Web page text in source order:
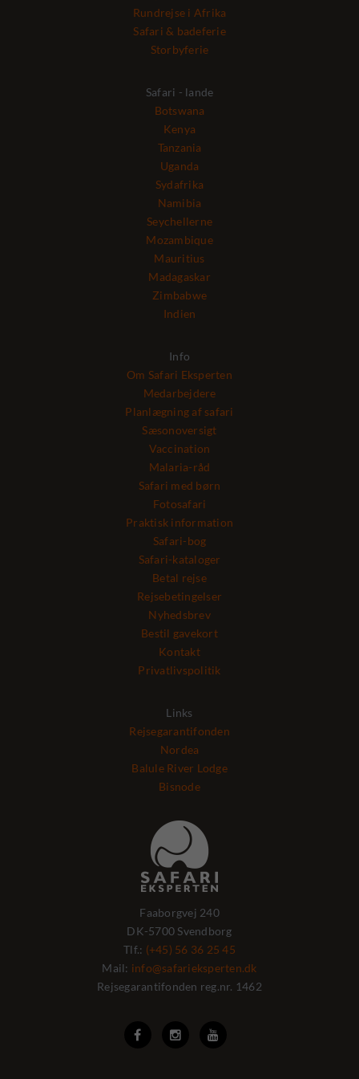
Rundrejse i Afrika
Safari & badeferie
Storbyferie
Safari - lande
Botswana
Kenya
Tanzania
Uganda
Sydafrika
Namibia
Seychellerne
Mozambique
Mauritius
Madagaskar
Zimbabwe
Indien
Info
Om Safari Eksperten
Medarbejdere
Planlægning af safari
Sæsonoversigt
Vaccination
Malaria-råd
Safari med børn
Fotosafari
Praktisk information
Safari-bog
Safari-kataloger
Betal rejse
Rejsebetingelser
Nyhedsbrev
Bestil gavekort
Kontakt
Privatlivspolitik
Links
Rejsegarantifonden
Nordea
Balule River Lodge
Bisnode
Faaborgvej 240
DK-5700 Svendborg
Tlf.: (+45) 56 36 25 45
Mail: info@safarieksperten.dk
Rejsegarantifonden reg.nr. 1462
  